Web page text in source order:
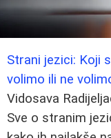
Strani jezici: Koji
volimo ili ne
Vidosava
Sve o stranim